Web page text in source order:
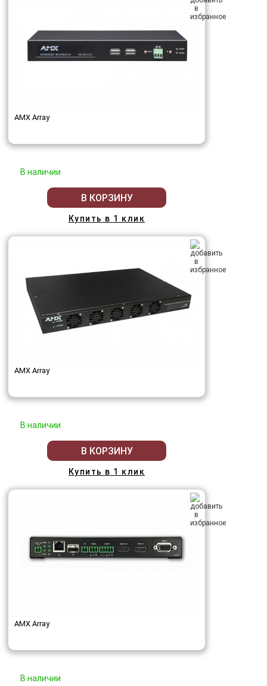
AMX Array
В наличии
В КОРЗИНУ
Купить в 1 клик
AMX Array
В наличии
В КОРЗИНУ
Купить в 1 клик
AMX Array
В наличии